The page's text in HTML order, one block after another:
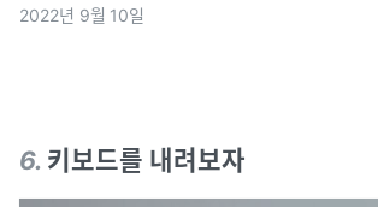
성할 수 있는 것을 확인 할 수 있습니다.
2022년 9월 10일
6. 키보드를 내려보자